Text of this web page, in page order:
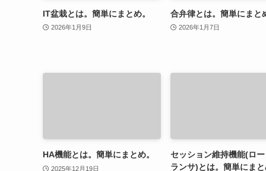
IT盆栽とは。簡単にまとめ。
2026年1月9日
合弁律とは。簡単にまと
2026年1月7日
HA機能とは。簡単にまとめ。
2025年12月19日
セッション維持機能(ロ
ランサ)とは。簡単にま